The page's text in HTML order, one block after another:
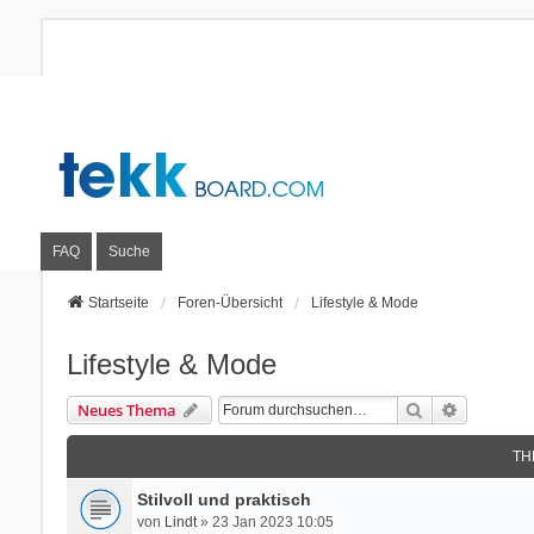
FAQ Suche
Startseite Foren-Übersicht Lifestyle & Mode
Lifestyle & Mode
Neues Thema Suche
Stilvoll und praktisch
von Lindt» 23 Jan 2023 10:05